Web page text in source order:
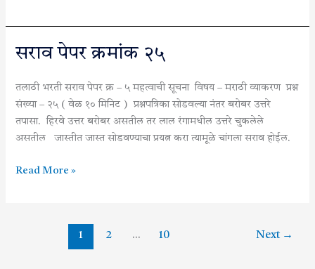
सराव पेपर क्रमांक २५
तलाठी भरती सराव पेपर क्र – ५ महत्वाची सूचना विषय – मराठी व्याकरण प्रश्न
संख्या – २५ ( वेळ १० मिनिट ) प्रश्नपत्रिका सोडवल्या नंतर बरोबर उत्तरे
तपासा. हिरवे उत्तर बरोबर असतील तर लाल रंगामधील उत्तरे चुकलेले
असतील जास्तीत जास्त सोडवण्याचा प्रयत्न करा त्यामूळे चांगला सराव होईल.
सराव
क्रमांक
२५
Read More »
1 2 … 10 Next →